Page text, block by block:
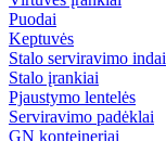
Puodai
Keptuvės
Stalo serviravimo indai
Stalo įrankiai
Pjaustymo lentelės
Serviravimo padėklai
GN konteineriai